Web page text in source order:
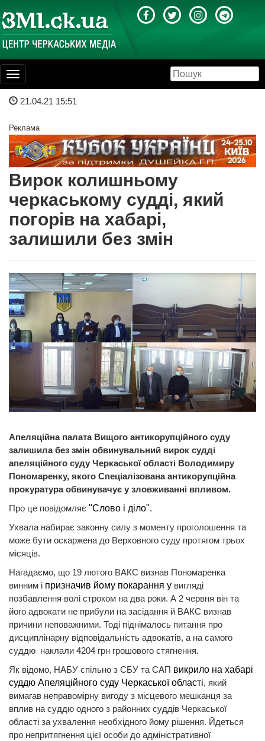
Toggle
navigation
21.04.21 15:51
Реклама
Вирок колишньому
черкаському судді, який
погорів на хабарі,
залишили без змін
Апеляційна палата Вищого антикорупційного суду
залишила без змін обвинувальний вирок судді
апеляційного суду Черкаської області Володимиру
Пономаренку, якого Спеціалізована антикорупційна
прокуратура обвинувачує у зловживанні впливом.
Про це повідомляє "Слово і діло".
Ухвала набирає законну силу з моменту проголошення та
може бути оскаржена до Верховного суду протягом трьох
місяців.
Нагадаємо, що 19 лютого ВАКС визнав Пономаренка
винним і призначив йому покарання у вигляді
позбавлення волі строком на два роки. А 2 червня він та
його адвокати не прибули на засідання й ВАКС визнав
причини неповажними. Тоді піднімалось питання про
дисциплінарну відповідальність адвокатів, а на самого
суддю наклали 4204 грн грошового стягнення.
Як відомо, НАБУ спільно з СБУ та САП викрило на хабарі
суддю Апеляційного суду Черкаської області, який
вимагав неправомірну вигоду з місцевого мешканця за
вплив на суддю одного з районних суддів Черкаської
області за ухвалення необхідного йому рішення. Йдеться
про непритягнення цієї особи до адміністративної